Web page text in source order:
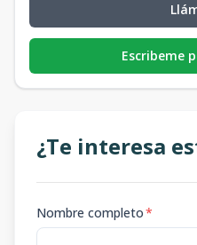
Escribeme
¿Te interesa
Nombre completo*